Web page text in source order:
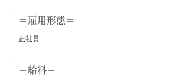
＝雇用形態＝
正社員
＝給料＝